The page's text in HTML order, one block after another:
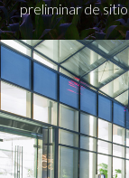
preliminar de